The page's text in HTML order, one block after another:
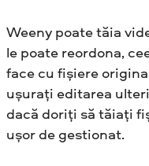
Weeny poate tăia
le poate reordona,
face cu fișiere
ușurați editarea
dacă doriți să tăiați
ușor de gestionat.